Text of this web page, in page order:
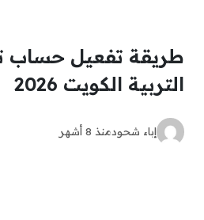
طريقة تفعيل حساب
التربية الكويت 2026
إباء شحودمنذ 8 أشهر